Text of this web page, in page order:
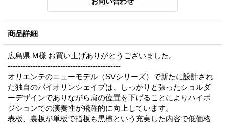
商品詳細
広島県 M様 お買い上げありがとうございました。
---------------------------------------------
オリエンテのニューモデル（SVシリーズ）で新たに設計され
た独自のバイオリンシェイプは、しっかりと張ったショルダ
ーデザインでありながら肩の位置を下げることによりハイポ
ジションでの演奏性が飛躍的に向上しています。
表板、裏板が単板で指板も黒檀という充実した内容で低価格